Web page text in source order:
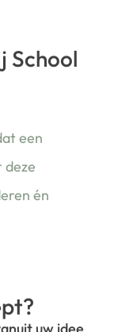
School
een
deze
én
uw idee